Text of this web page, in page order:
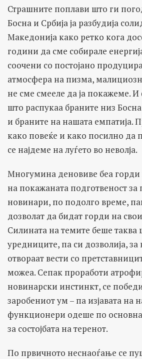
Страшните поплави што ги
Босна и Србија ја разбудија
Македонија како ретко кога
години да сме собирале
соочени со постојано
атмосфера на пизма,
не сме смееле да ја покажеме.
што распукаа браните низ
и браните на нашата емпатија.
како повеќе и како посилно
се најдеме на луѓето во неволја.
Многумина деновиве беа горди
на покажаната подготвеност
новинари, по подолго време,
дозволат да бидат горди на
Силината на темите беше таква
уредниците, па си дозволија,
отвораат вести со
можеа. Сепак проработи
новинарски инстинкт, се
заробениот ум – па изјавата на
функционери одеше по
за состојбата на теренот.
По првичното неснаоѓање се